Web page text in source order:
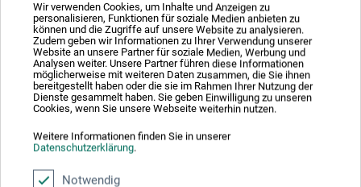
Wir verwenden Cookies, um Inhalte und Anzeigen zu
personalisieren, Funktionen für soziale Medien anbieten zu
können und die Zugriffe auf unsere Website zu analysieren.
Zudem geben wir Informationen zu Ihrer Verwendung unserer
Website an unsere Partner für soziale Medien, Werbung und
Analysen weiter. Unsere Partner führen diese Informationen
möglicherweise mit weiteren Daten zusammen, die Sie ihnen
bereitgestellt haben oder die sie im Rahmen Ihrer Nutzung der
Dienste gesammelt haben. Sie geben Einwilligung zu unseren
Cookies, wenn Sie unsere Webseite weiterhin nutzen.
Weitere Informationen finden Sie in unserer
Datenschutzerklärung.
Notwendig